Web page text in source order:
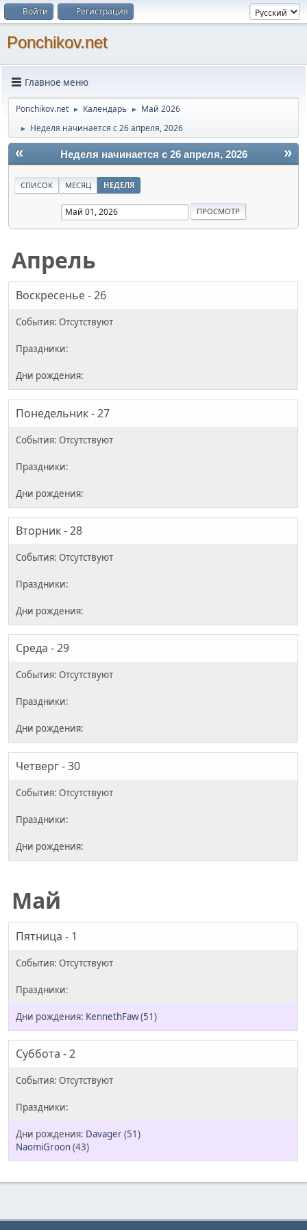
Войти Регистрация
Ponchikov.net
Главное меню
Ponchikov.net ► Календарь ► Май 2026
► Неделя начинается с 26 апреля, 2026
« »
Неделя начинается с 26 апреля, 2026
СПИСОК МЕСЯЦ НЕДЕЛЯ
Апрель
Воскресенье - 26
Понедельник - 27
Вторник - 28
Среда - 29
Четверг - 30
Май
Пятница - 1
KennethFaw(51)
Суббота - 2
Davager(51)
NaomiGroon(43)